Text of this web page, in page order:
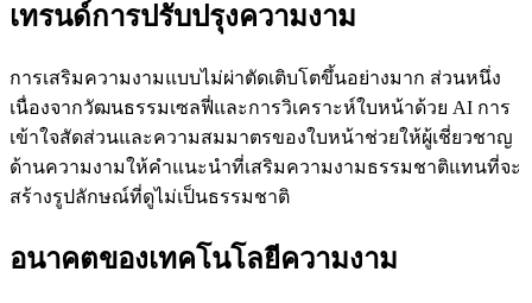
เทรนด์การปรับปรุงความงาม
การเสริมความงามแบบไม่ผ่าตัดเติบโตขึ้นอย่างมาก ส่วนหนึ่ง
เนื่องจากวัฒนธรรมเซลฟี่และการวิเคราะห์ใบหน้าด้วย AI การ
เข้าใจสัดส่วนและความสมมาตรของใบหน้าช่วยให้ผู้เชี่ยวชาญ
ด้านความงามให้คำแนะนำที่เสริมความงามธรรมชาติแทนที่จะ
สร้างรูปลักษณ์ที่ดูไม่เป็นธรรมชาติ
อนาคตของเทคโนโลยีความงาม